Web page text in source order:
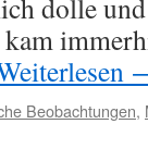
dolle
Beobachtungen,